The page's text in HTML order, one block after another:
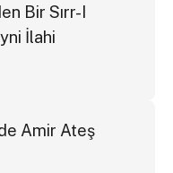
Bir Sırr-I
İlahi
Amir Ateş